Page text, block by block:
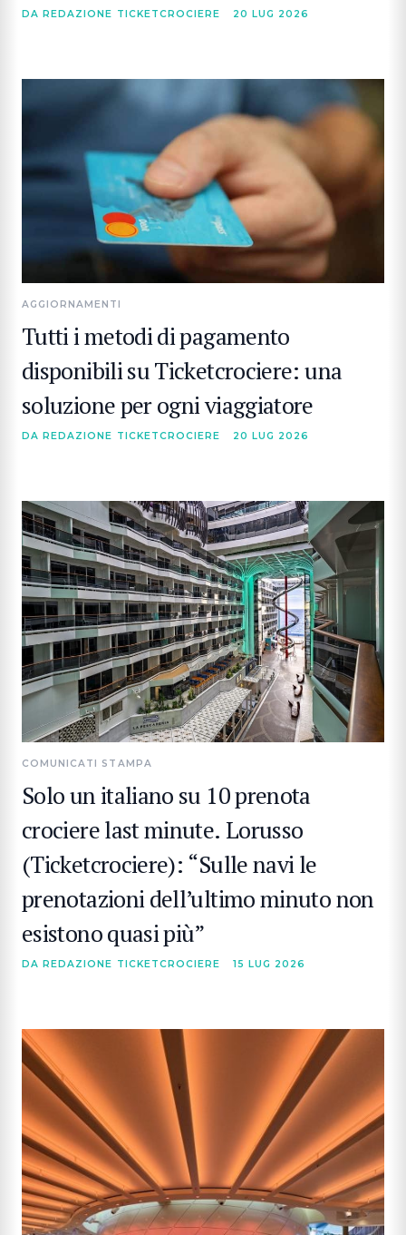
DA REDAZIONE TICKETCROCIERE 20 LUG 2026
AGGIORNAMENTI
Tutti i metodi di pagamento
disponibili su Ticketcrociere: una
soluzione per ogni viaggiatore
DA REDAZIONE TICKETCROCIERE 20 LUG 2026
COMUNICATI STAMPA
Solo un italiano su 10 prenota
crociere last minute. Lorusso
(Ticketcrociere): “Sulle navi le
prenotazioni dell’ultimo minuto non
esistono quasi più”
DA REDAZIONE TICKETCROCIERE 15 LUG 2026